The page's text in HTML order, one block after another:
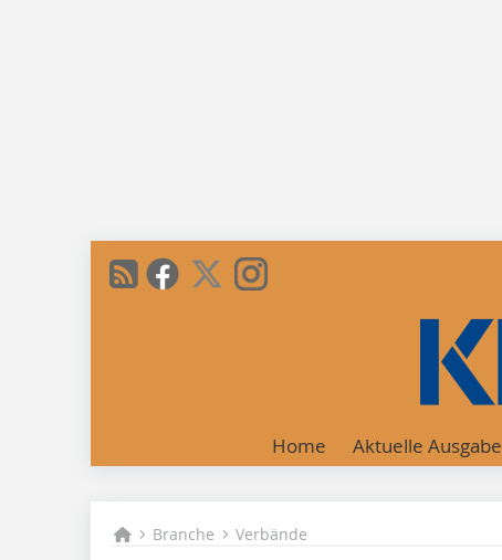
Home Aktuelle Ausgabe
Branche Verbände